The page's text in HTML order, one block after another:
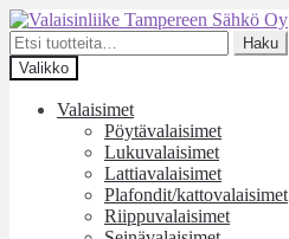
Siirry
navigointiin
Siirry
sisältöön
Etsi:
Haku
Valikko
Valaisimet
Pöytävalaisimet
Lukuvalaisimet
Lattiavalaisimet
Plafondit/kattovalaisimet
Riippuvalaisimet